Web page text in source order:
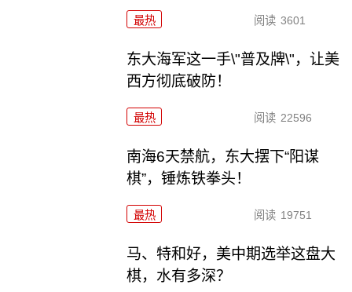
最热 阅读 3601
东大海军这一手\"普及牌\"，让美
西方彻底破防！
最热 阅读 22596
南海6天禁航，东大摆下“阳谋
棋”，锤炼铁拳头！
最热 阅读 19751
马、特和好，美中期选举这盘大
棋，水有多深？